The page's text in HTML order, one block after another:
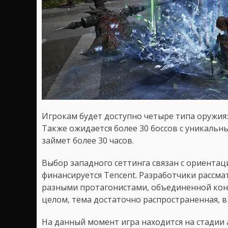
Игрокам будет доступно четыре типа
Также ожидается более 30 боссов с
займет более 30 часов.
Выбор западного сеттинга связан с
финансируется Tencent. Разработчики
разными протагонистами, объединенной
целом, тема достаточно распространенная,
На данный момент игра находится на стадии